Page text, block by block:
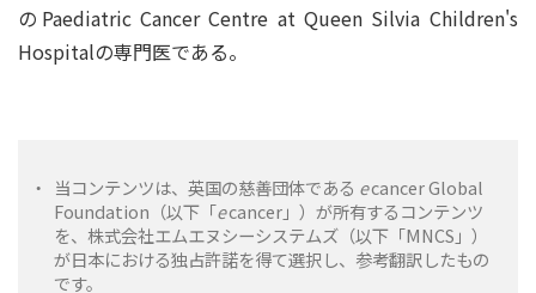
のPaediatric Cancer Centre at Queen Silvia Children's
Hospitalの専門医である。
・ 当コンテンツは、英国の慈善団体である ecancer Global
Foundation（以下「ecancer」）が所有するコンテンツ
を、株式会社エムエヌシーシステムズ（以下「MNCS」）
が日本における独占許諾を得て選択し、参考翻訳したもの
です。